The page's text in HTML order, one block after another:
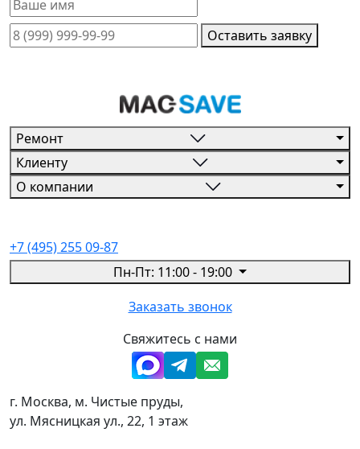
Оставить заявку
Ремонт
Клиенту
О компании
+7 (495) 255 09-87
Пн-Пт: 11:00 - 19:00
Заказать звонок
Свяжитесь с нами
г. Москва, м. Чистые пруды,
ул. Мясницкая ул., 22, 1 этаж